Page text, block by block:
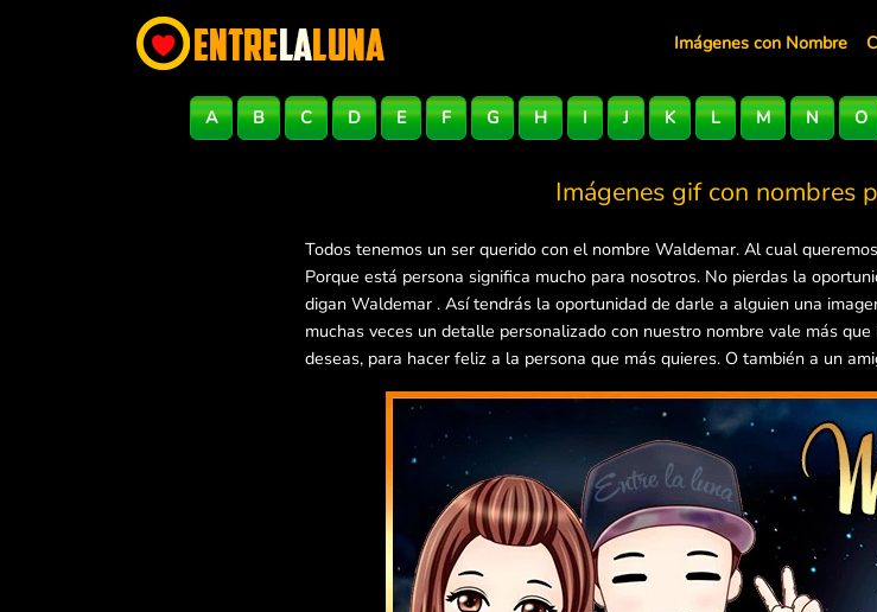
Imágenes con Nombre
A B C D E F G H I J K L M N O
Imágenes gif con nombres
Todos tenemos un ser querido con el nombre Waldemar. Al cual
Porque está persona significa mucho para nosotros. No pierdas la
digan Waldemar . Así tendrás la oportunidad de darle a alguien una
muchas veces un detalle personalizado con nuestro nombre vale más
deseas, para hacer feliz a la persona que más quieres. O también a un